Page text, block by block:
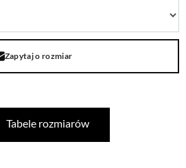
Zapytaj o rozmiar
Tabele rozmiarów